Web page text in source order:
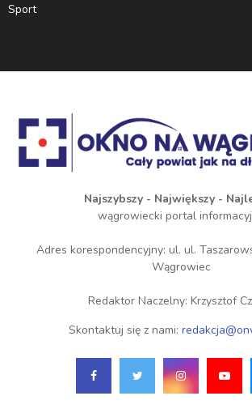
Sport
Najszybszy - Największy -
wągrowiecki portal
Adres korespondencyjny: ul. ul.
Wągrowiec
Redaktor Naczelny: Krzysztof
Skontaktuj się z nami: